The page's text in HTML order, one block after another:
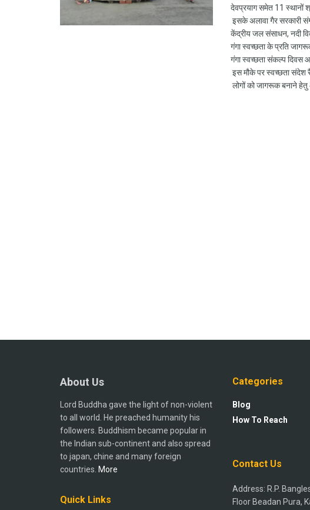
देवप्रयाग समेत 11 स्थानों
इसके अलावा गैर सरकारी
केंद्रीय जल संसाधन, नदी
गंगा स्वच्छता के प्रति
गंगा स्‍वच्‍छता संकल्‍प दिवस
इस मौके पर स्‍वच्‍छता संदेश
लोगों को जागरूक बनाने हेतु
About Us
Lord Buddha gave the light of non-violent
to all world. He preached humanity his
followers. Buddhism became popular in
the Indian sub-continent and also spread
to japan, chine and many foreign
countries. More
Quick Links
Categories
Blog
How To Reach
Contact Us
Address: R.P.
Floor Beadan Pura,